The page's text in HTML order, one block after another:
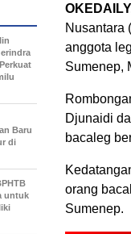
Nusantara
anggota
Sumenep,
Djunaidi
bacaleg
orang
Sumenep.
Baru
di
untuk